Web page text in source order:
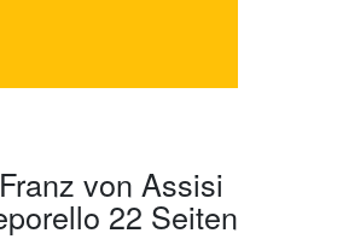
von Assisi
22 Seiten